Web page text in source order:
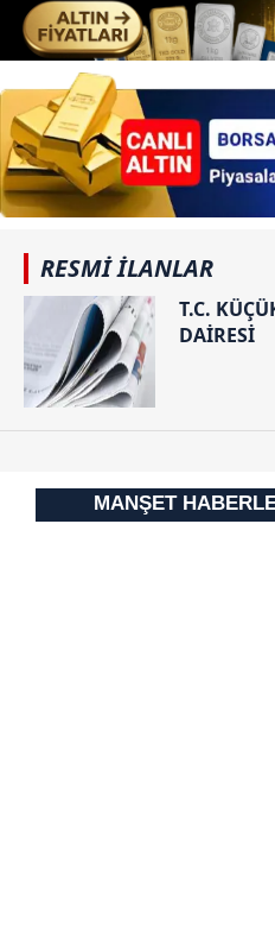
RESMİ İLANLAR
T.C.
DAİRESİ
MANŞET